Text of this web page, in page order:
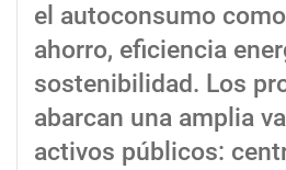
el autoconsumo
ahorro, eficiencia
sostenibilidad. Los
abarcan una amplia
activos públicos: